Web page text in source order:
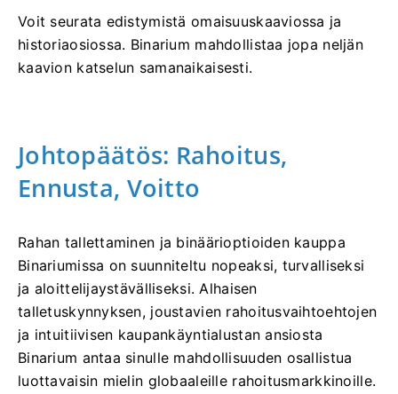
Voit seurata edistymistä omaisuuskaaviossa ja
historiaosiossa. Binarium mahdollistaa jopa neljän
kaavion katselun samanaikaisesti.
Johtopäätös: Rahoitus,
Ennusta, Voitto
Rahan tallettaminen ja binäärioptioiden kauppa
Binariumissa on suunniteltu nopeaksi, turvalliseksi
ja aloittelijaystävälliseksi. Alhaisen
talletuskynnyksen, joustavien rahoitusvaihtoehtojen
ja intuitiivisen kaupankäyntialustan ansiosta
Binarium antaa sinulle mahdollisuuden osallistua
luottavaisin mielin globaaleille rahoitusmarkkinoille.